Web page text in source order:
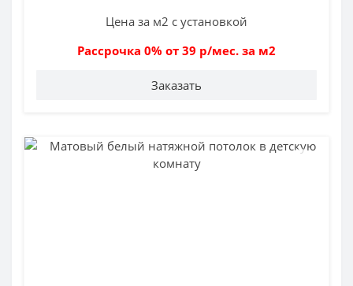
Цена за м2 с установкой
Рассрочка 0% от 39 р/мес. за м2
Заказать